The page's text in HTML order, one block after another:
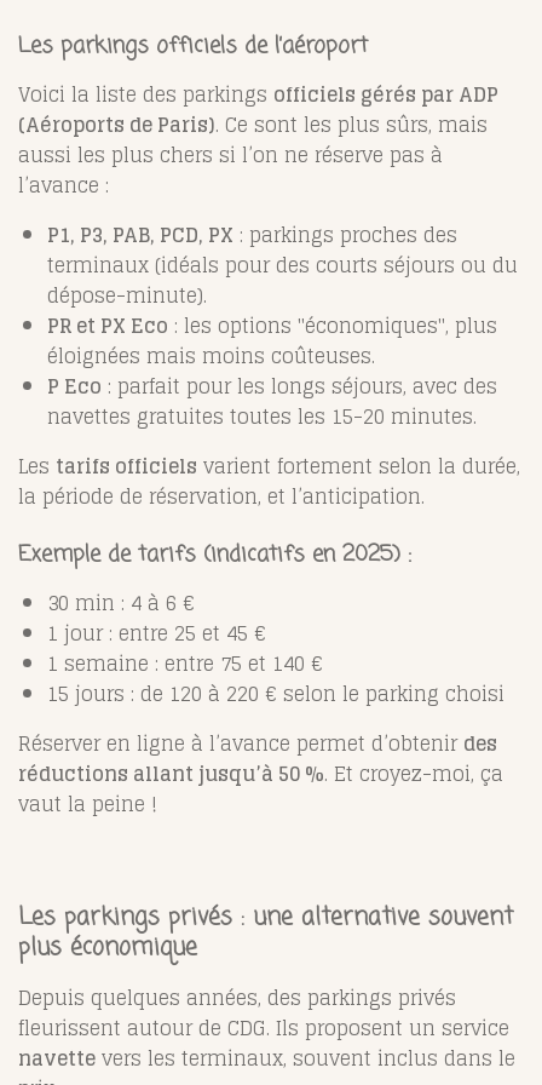
Les parkings officiels de l’aéroport
Voici la liste des parkings officiels gérés par ADP
(Aéroports de Paris). Ce sont les plus sûrs, mais
aussi les plus chers si l’on ne réserve pas à
l’avance :
P1, P3, PAB, PCD, PX : parkings proches des
terminaux (idéals pour des courts séjours ou du
dépose-minute).
PR et PX Eco : les options "économiques", plus
éloignées mais moins coûteuses.
P Eco : parfait pour les longs séjours, avec des
navettes gratuites toutes les 15-20 minutes.
Les tarifs officiels varient fortement selon la durée,
la période de réservation, et l’anticipation.
Exemple de tarifs (indicatifs en 2025) :
30 min : 4 à 6 €
1 jour : entre 25 et 45 €
1 semaine : entre 75 et 140 €
15 jours : de 120 à 220 € selon le parking choisi
Réserver en ligne à l’avance permet d’obtenirdes
réductions allant jusqu’à 50 %. Et croyez-moi, ça
vaut la peine !
Les parkings privés : une alternative souvent
plus économique
Depuis quelques années, des parkings privés
fleurissent autour de CDG. Ils proposent un service
navettevers les terminaux, souvent inclus dans le